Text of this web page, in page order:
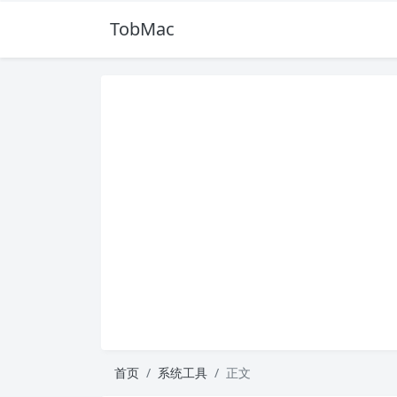
TobMac
首页 系统工具 正文